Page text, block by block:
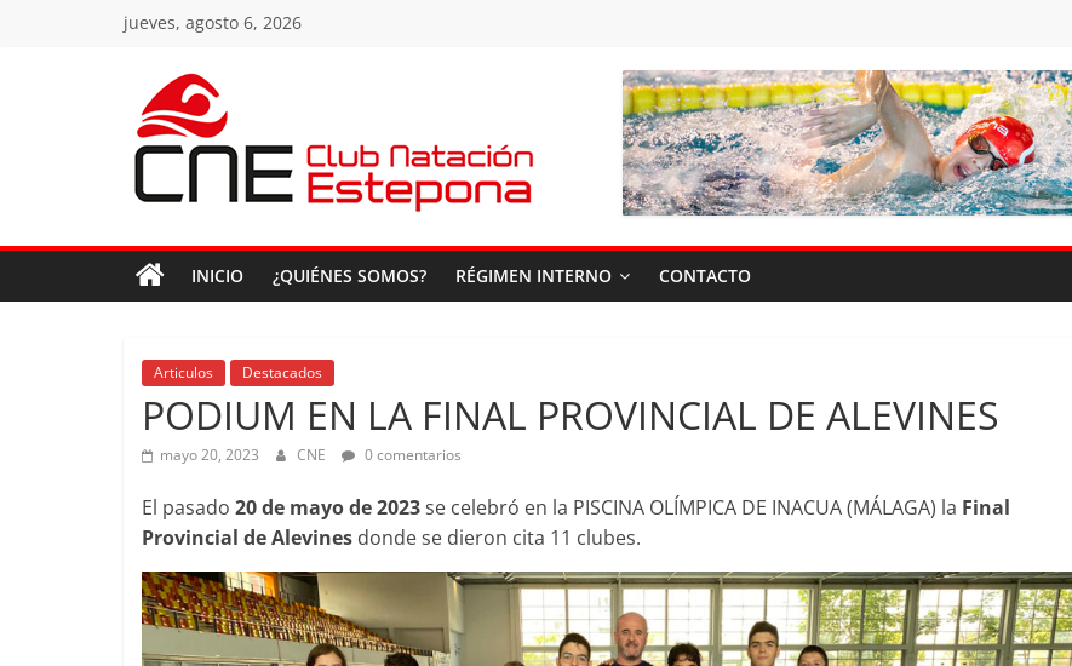
jueves, agosto 6, 2026
Club
Natacion
Estepona
Club
Natacion
Estepona
INICIO ¿QUIÉNES SOMOS? RÉGIMEN INTERNO CONTACTO
Articulos Destacados
PODIUM EN LA FINAL PROVINCIAL DE ALEVINES
mayo 20, 2023 CNE 0 comentarios
El pasado 20 de mayo de 2023se celebró en la PISCINA OLÍMPICA DE INACUA (MÁLAGA) la Final
Provincial de Alevines donde se dieron cita 11 clubes.